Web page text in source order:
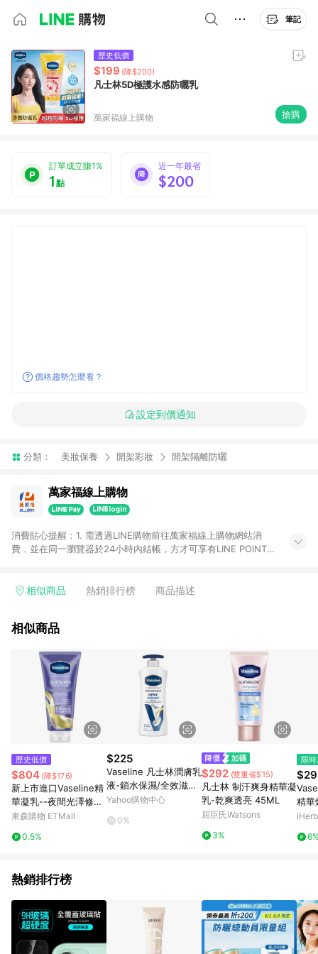
筆記
歷史低價
$199 (降$200)
凡士林5D極護水感防曬乳
萬家福線上購物 搶購
訂單成立賺1%
1點
近一年最省
$200
價格趨勢怎麼看？
設定到價通知
分類： 美妝保養 開架彩妝 開架隔離防曬
萬家福線上購物
消費貼心提醒：1. 需透過LINE購物前往萬家福線上購物網站消
費，並在同一瀏覽器於24小時內結帳，方才可享有LINE POINTS
4. 不具回饋資格種類商品：電子禮券。 5. 回饋點數計算將排除訂
錄，相關問題請於保留時間內聯絡客服中心，並由康達盛通生活
提供簡單、快速、輕鬆的購物流程及體驗，將不定期推出精選、
話題性或期間限定商品來滿足您的喜好。
相似商品 熱銷排行榜 商品描述
相似商品
歷史低價
$804 (降$176)
新上市進口Vaseline精
華凝乳--夜間光澤修復
(300ml)*3
東森購物 ETMall
0.5%
$225
Vaseline 凡士林潤膚乳
液-鎖水保濕/全效滋潤/
蘆薈清爽 (600ml/瓶)
Yahoo購物中心
0%
$292 (雙重省$15)
凡士林 制汗爽身精華凝
乳-乾爽透亮 45ML
屈臣氏Watsons
3%
限
精華
滑，
iHerb
熱銷排行榜